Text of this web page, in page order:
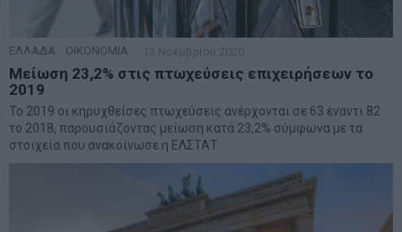
ΕΛΛΑΔΑ ΟΙΚΟΝΟΜΙΑ 13 Νοεμβρίου 2020
Μείωση 23,2% στις πτωχεύσεις επιχειρήσεων το
2019
Το 2019 οι κηρυχθείσες πτωχεύσεις ανέρχονται σε 63 έναντι 82
το 2018, παρουσιάζοντας μείωση κατά 23,2% σύμφωνα με τα
στοιχεία που ανακοίνωσε η ΕΛΣΤΑΤ